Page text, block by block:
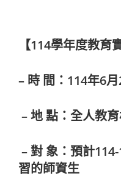
【114學年度教育
– 時 間：114年6
– 地 點：全人教
– 對 象：預計
習的師資生